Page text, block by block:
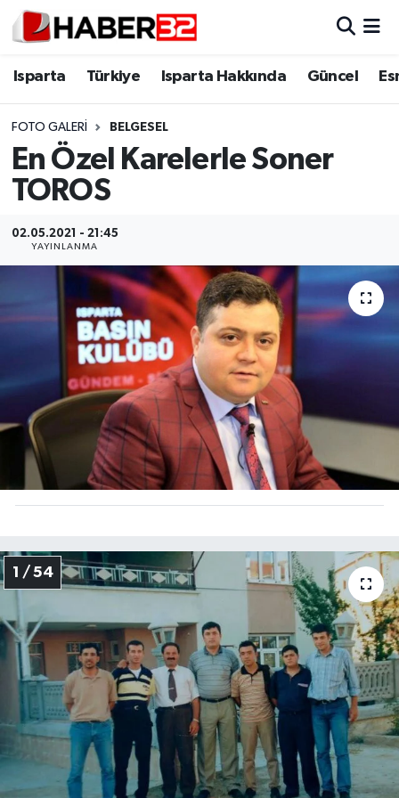
Isparta Türkiye Isparta Hakkında Güncel
FOTO GALERI BELGESEL
En Özel Karelerle Soner
TOROS
02.05.2021 - 21:45
YAYINLANMA
1 / 54
Isparta
Esnaf Diyor ki;
ASAYİŞ
BİLİM VE TEKNOLOJİ
EĞİTİM
GENEL
Güncel
HABERDE İNSAN
İlginç
MAGAZİN
POLİTİKA
RESMİ İLANLAR
SAĞLIK
Spor
Isparta Nöbetçi Eczaneler
Isparta Trafik Yoğunluk Haritası
Süper Lig Puan Durumu ve Fikstür
Tüm Manşetler
Son Dakika Haberleri
Haber Arşivi